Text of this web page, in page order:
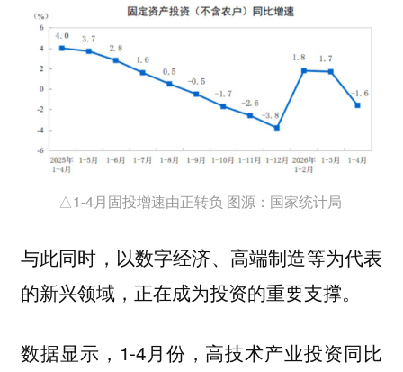
△1-4月固投增速由正转负 图源：国家统计局
与此同时，以数字经济、高端制造等为代表
的新兴领域，正在成为投资的重要支撑。
数据显示，1-4月份，高技术产业投资同比